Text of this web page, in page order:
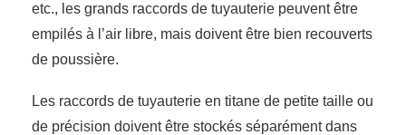
etc., les grands raccords de tuyauterie peuvent être
empilés à l’air libre, mais doivent être bien recouverts
de poussière.
Les raccords de tuyauterie en titane de petite taille ou
de précision doivent être stockés séparément dans